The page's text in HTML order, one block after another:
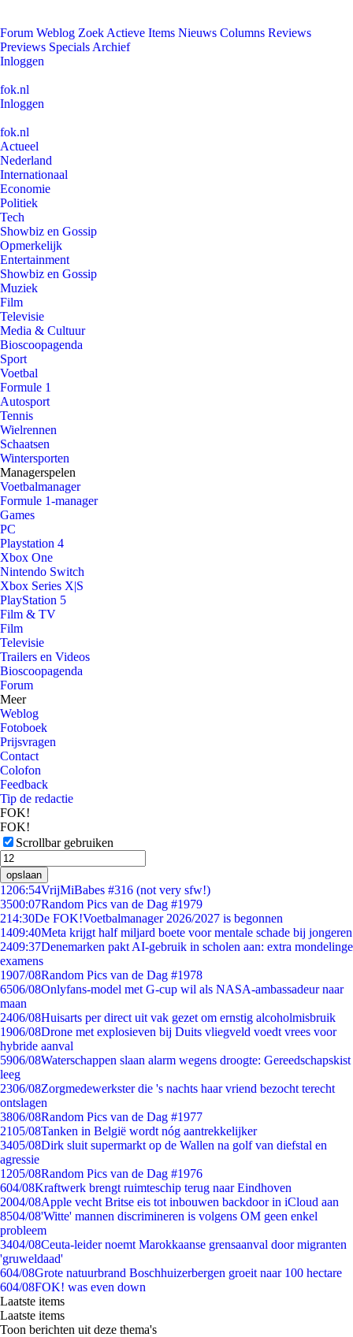
Forum Weblog Zoek Actieve Items Nieuws Columns Reviews
Previews Specials Archief
Inloggen
fok.nl
Inloggen
fok.nl
Actueel
Nederland
Internationaal
Economie
Politiek
Tech
Showbiz en Gossip
Opmerkelijk
Entertainment
Showbiz en Gossip
Muziek
Film
Televisie
Media & Cultuur
Bioscoopagenda
Sport
Voetbal
Formule 1
Autosport
Tennis
Wielrennen
Schaatsen
Wintersporten
Managerspelen
Voetbalmanager
Formule 1-manager
Games
PC
Playstation 4
Xbox One
Nintendo Switch
Xbox Series X|S
PlayStation 5
Film & TV
Film
Televisie
Trailers en Videos
Bioscoopagenda
Forum
Meer
Weblog
Fotoboek
Prijsvragen
Contact
Colofon
Feedback
Tip de redactie
FOK!
FOK!
Scrollbar gebruiken
opslaan
1206:54VrijMiBabes #316 (not very sfw!)
3500:07Random Pics van de Dag #1979
214:30De FOK!Voetbalmanager 2026/2027 is begonnen
1409:40Meta krijgt half miljard boete voor mentale schade bij jongeren
2409:37Denemarken pakt AI-gebruik in scholen aan: extra mondelinge
examens
1907/08Random Pics van de Dag #1978
6506/08Onlyfans-model met G-cup wil als NASA-ambassadeur naar
maan
2406/08Huisarts per direct uit vak gezet om ernstig alcoholmisbruik
1906/08Drone met explosieven bij Duits vliegveld voedt vrees voor
hybride aanval
5906/08Waterschappen slaan alarm wegens droogte: Gereedschapskist
leeg
2306/08Zorgmedewerkster die 's nachts haar vriend bezocht terecht
ontslagen
3806/08Random Pics van de Dag #1977
2105/08Tanken in België wordt nóg aantrekkelijker
3405/08Dirk sluit supermarkt op de Wallen na golf van diefstal en
agressie
1205/08Random Pics van de Dag #1976
604/08Kraftwerk brengt ruimteschip terug naar Eindhoven
2004/08Apple vecht Britse eis tot inbouwen backdoor in iCloud aan
8504/08'Witte' mannen discrimineren is volgens OM geen enkel
probleem
3404/08Ceuta-leider noemt Marokkaanse grensaanval door migranten
'gruweldaad'
604/08Grote natuurbrand Boschhuizerbergen groeit naar 100 hectare
604/08FOK! was even down
Laatste items
Laatste items
Toon berichten uit deze thema's